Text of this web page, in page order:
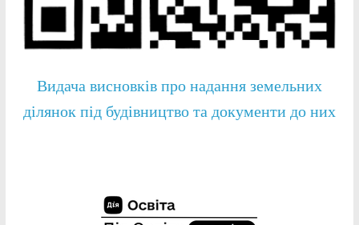
Видача висновків про надання земельних
ділянок під будівництво та документи до них